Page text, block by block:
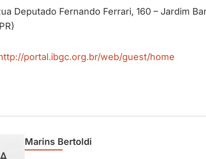
Deputado Fernando Ferrari, 160 – Jardim
portal.ibgc.org.br/web/guest/home
Marins Bertoldi